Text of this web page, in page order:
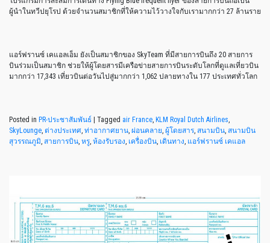
ผู้นำในทวีปยุโรป ด้วยจำนวนสมาชิกที่ให้ความไว้วางใจกับเรามากกว่า 27 ล้านราย
แอร์ฟรานซ์ เคแอลเอ็ม ยังเป็นสมาชิกของ SkyTeam ที่มีสายการบินถึง 20 สายการ
บินร่วมเป็นสมาชิก ช่วยให้ผู้โดยสารมีเครือข่ายสายการบินระดับโลกที่ดูแลเที่ยวบิน
มากกว่า 17,343 เที่ยวบินต่อวันไปสู่มากกว่า 1,062 ปลายทางใน 177 ประเทศทั่วโลก
Posted in PR-ประชาสัมพันธ์ | Tagged air France KLM Royal Dutch Airlines
SkyLounge ต่างประเทศ ท่าอากาศยาน ผ่อนคลาย ผู้โดยสาร สนามบิน สนามบิน
สุวรรณภูมิ สายการบิน หรู ห้องรับรอง เครื่องบิน เดินทาง แอร์ฟรานซ์ เคแอล